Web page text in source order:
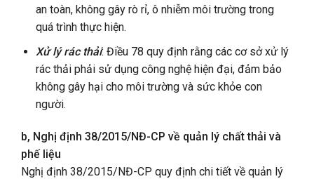
an toàn, không gây rò rỉ, ô nhiễm môi trường trong
quá trình thực hiện.
Xử lý rác thải: Điều 78 quy định rằng các cơ sở xử lý
rác thải phải sử dụng công nghệ hiện đại, đảm bảo
không gây hại cho môi trường và sức khỏe con
người.
b, Nghị định 38/2015/NĐ-CP về quản lý chất thải và
phế liệu
Nghị định 38/2015/NĐ-CP quy định chi tiết về quản lý